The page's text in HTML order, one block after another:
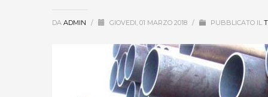
DA ADMIN / GIOVEDI, 01 MARZO 2018 / PUBBLICATO IL